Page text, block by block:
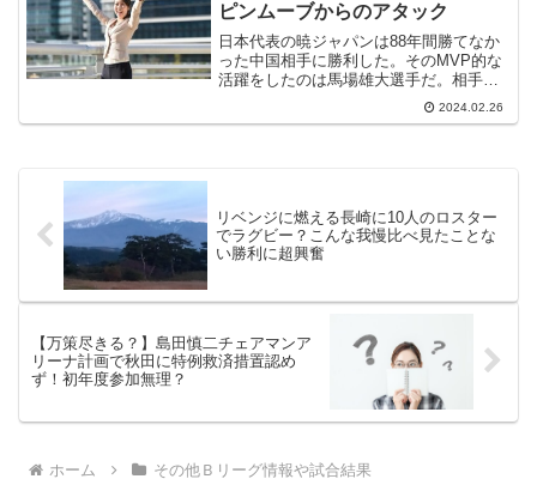
ピンムーブからのアタック
日本代表の暁ジャパンは88年間勝てなか
った中国相手に勝利した。そのMVP的な
活躍をしたのは馬場雄大選手だ。相手の
18歳で216センチの新星から華麗にアンド
ワンを獲得したスピンムーブYudai Baba
2024.02.26
リベンジに燃える長崎に10人のロスター
でラグビー？こんな我慢比べ見たことな
い勝利に超興奮
【万策尽きる？】島田慎二チェアマンア
リーナ計画で秋田に特例救済措置認め
ず！初年度参加無理？
ホーム その他Ｂリーグ情報や試合結果